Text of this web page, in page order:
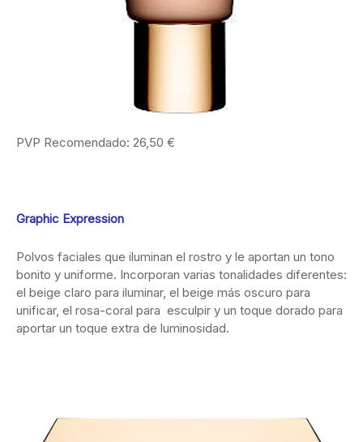
PVP Recomendado: 26,50 €
Graphic Expression
Polvos faciales que iluminan el rostro y le aportan un tono
bonito y uniforme. Incorporan varias tonalidades diferentes:
el beige claro para iluminar, el beige más oscuro para
unificar, el rosa-coral para esculpir y un toque dorado para
aportar un toque extra de luminosidad.